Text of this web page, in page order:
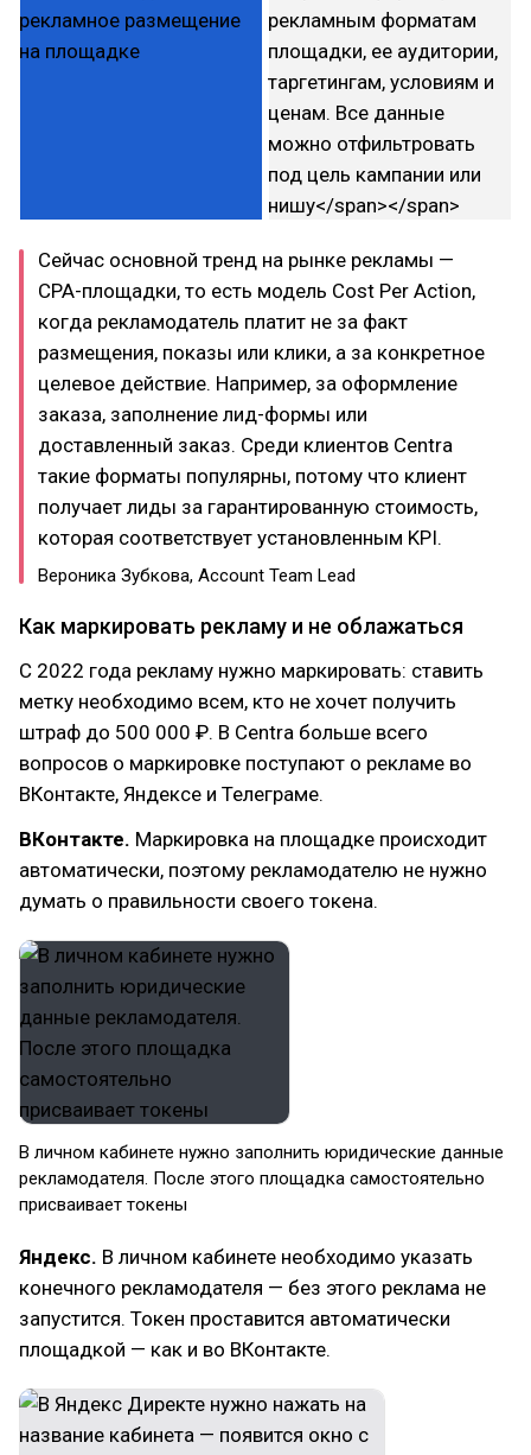
Сейчас основной тренд на рынке рекламы —
CPA-площадки, то есть модель Cost Per Action,
когда рекламодатель платит не за факт
размещения, показы или клики, а за конкретное
целевое действие. Например, за оформление
заказа, заполнение лид-формы или
доставленный заказ. Среди клиентов Centra
такие форматы популярны, потому что клиент
получает лиды за гарантированную стоимость,
которая соответствует установленным KPI.
Вероника Зубкова, Account Team Lead
Как маркировать рекламу и не облажаться
С 2022 года рекламу нужно маркировать: ставить
метку необходимо всем, кто не хочет получить
штраф до 500 000 ₽. В Centra больше всего
вопросов о маркировке поступают о рекламе во
ВКонтакте, Яндексе и Телеграме.
ВКонтакте. Маркировка на площадке происходит
автоматически, поэтому рекламодателю не нужно
думать о правильности своего токена.
В личном кабинете нужно заполнить юридические данные
рекламодателя. После этого площадка самостоятельно
присваивает токены
Яндекс. В личном кабинете необходимо указать
конечного рекламодателя — без этого реклама не
запустится. Токен проставится автоматически
площадкой — как и во ВКонтакте.